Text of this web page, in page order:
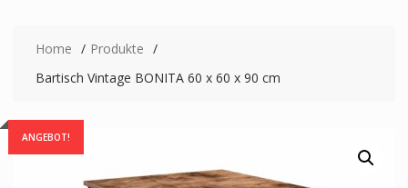
Home
Produkte
Bartisch Vintage BONITA 60 x 60 x 90 cm
ANGEBOT!